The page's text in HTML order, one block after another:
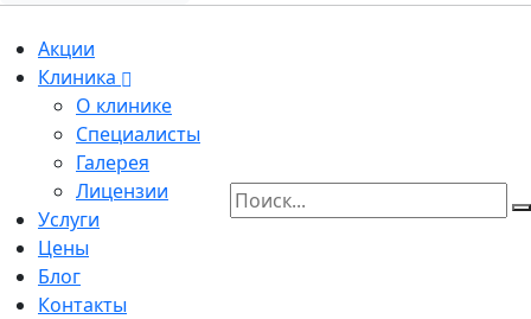
Акции
Клиника
О клинике
Специалисты
Галерея
Лицензии
Услуги
Цены
Блог
Контакты